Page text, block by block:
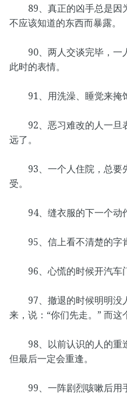
89、真正的凶手总是因
不应该知道的东西而暴露。
90、两人交谈完毕，一
此时的表情。
91、用洗澡、睡觉来掩饰
92、恶习难改的人一旦
远了。
93、一个人住院，总要
受。
94、缝衣服的下一个动作
95、信上看不清楚的字肯
96、心慌的时候开汽车门
97、撤退的时候明明没
来，说：“你们先走。” 而这
98、以前认识的人的重
但最后一定会重逢。
99、一阵剧烈咳嗽后用手